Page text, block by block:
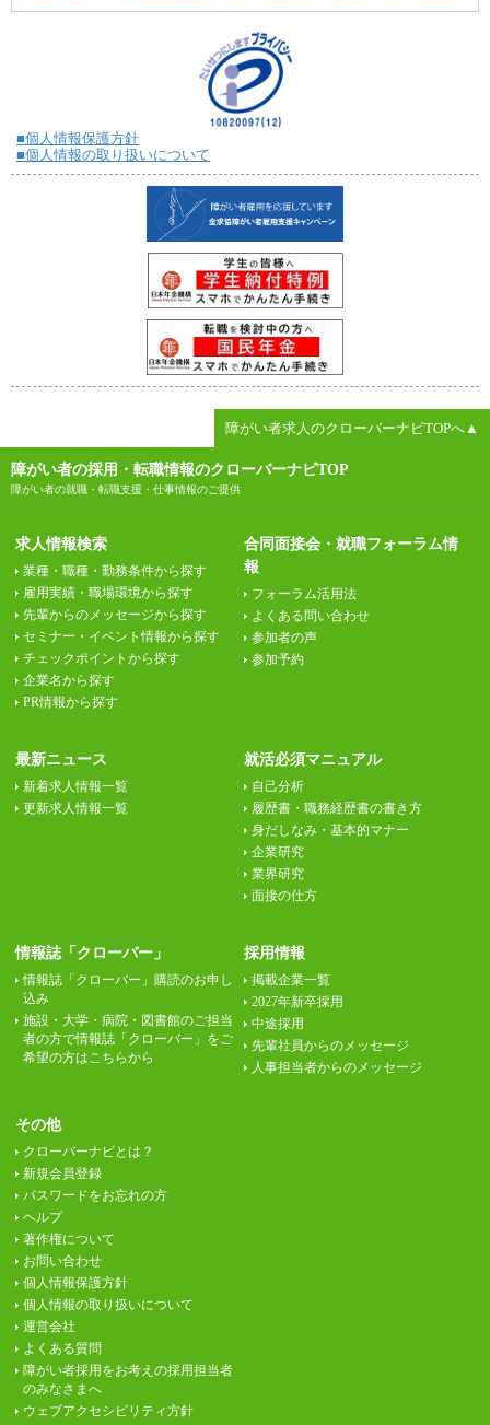
■個人情報保護方針
■個人情報の取り扱いについて
障がい者求人のクローバーナビTOPへ▲
障がい者の採用・転職情報のクローバーナビTOP
障がい者の就職・転職支援・仕事情報のご提供
求人情報検索
業種・職種・勤務条件から探す
雇用実績・職場環境から探す
先輩からのメッセージから探す
セミナー・イベント情報から探す
チェックポイントから探す
企業名から探す
PR情報から探す
合同面接会・就職フォーラム情
報
フォーラム活用法
よくある問い合わせ
参加者の声
参加予約
最新ニュース
新着求人情報一覧
更新求人情報一覧
就活必須マニュアル
自己分析
履歴書・職務経歴書の書き方
身だしなみ・基本的マナー
企業研究
業界研究
面接の仕方
情報誌「クローバー」
情報誌「クローバー」購読のお申し
込み
施設・大学・病院・図書館のご担当
者の方で情報誌「クローバー」をご
希望の方はこちらから
採用情報
掲載企業一覧
2027年新卒採用
中途採用
先輩社員からのメッセージ
人事担当者からのメッセージ
その他
クローバーナビとは？
新規会員登録
パスワードをお忘れの方
ヘルプ
著作権について
お問い合わせ
個人情報保護方針
個人情報の取り扱いについて
運営会社
よくある質問
障がい者採用をお考えの採用担当者
のみなさまへ
ウェブアクセシビリティ方針